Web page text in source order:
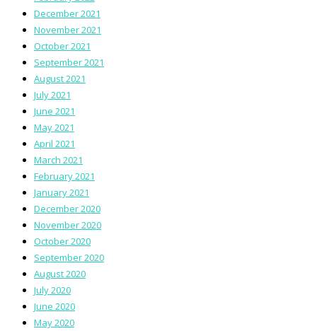
December 2021
November 2021
October 2021
September 2021
August 2021
July 2021
June 2021
May 2021
April 2021
March 2021
February 2021
January 2021
December 2020
November 2020
October 2020
September 2020
August 2020
July 2020
June 2020
May 2020